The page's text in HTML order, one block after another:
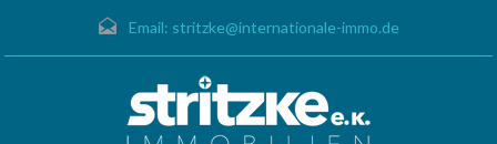
Email: stritzke@internationale-immo.de